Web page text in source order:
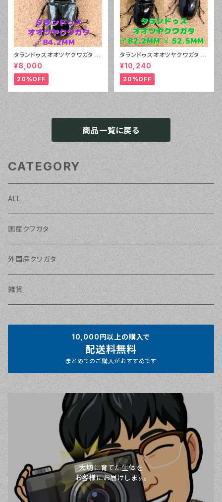
タランドゥスオオツヤクワガタ ♂
84.2mm、♀54.0mm
¥8,000
20%OFF
タランドゥスオオツヤクワガタ ♂
82.2mm、♀52.5mm ペア
¥10,240
20%OFF
商品一覧に戻る
CATEGORY
ALL
国産クワガタ
外国産クワガタ
雑貨
10,000円以上の購入で
配送料無料
まとめてのご購入がおすすめです
大切に育てた生体を
お客様にお届けします。